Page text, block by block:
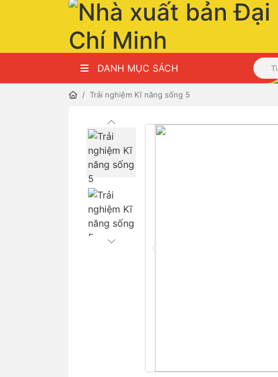
DANH MỤC SÁCH
Trải nghiệm Kĩ năng sống 5